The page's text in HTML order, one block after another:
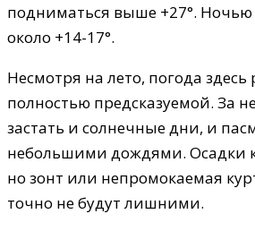
подниматься выше +27°.
около +14-17°.
Несмотря на лето, погода здесь
полностью предсказуемой. За
застать и солнечные дни, и
небольшими дождями. Осадки
но зонт или непромокаемая
точно не будут лишними.